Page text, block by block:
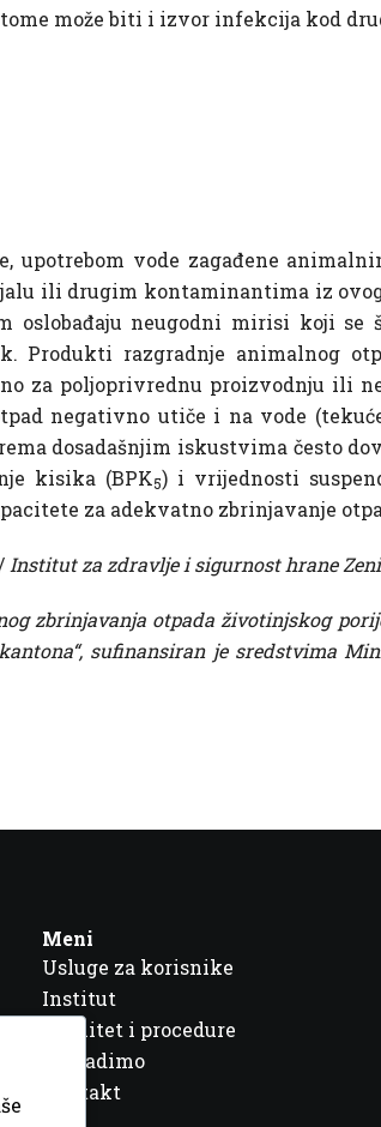
može biti i izvor infekcija kod
upotrebom vode zagađene
ili drugim kontaminantima iz
oslobađaju neugodni mirisi koji
Produkti razgradnje animalnog
za poljoprivrednu proizvodnju ili
negativno utiče i na vode
dosadašnjim iskustvima često
kisika (BPK5) i vrijednosti
za adekvatno zbrinjavanje
Institut za zdravlje i sigurnost hrane
zbrinjavanja otpada životinjskog
sufinansiran je sredstvima
Meni
Usluge za korisnike
Institut
Kvalitet i procedure
Šta radimo
Kontakt